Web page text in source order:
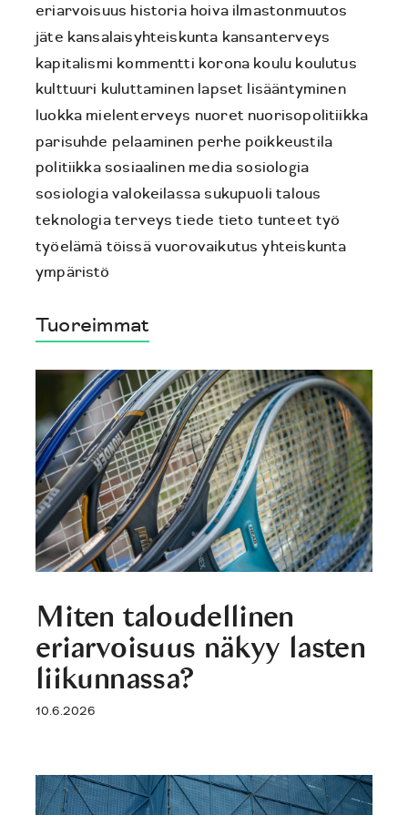
eriarvoisuus historia hoiva ilmastonmuutos
jäte kansalaisyhteiskunta kansanterveys
kapitalismi kommentti korona koulu koulutus
kulttuuri kuluttaminen lapset lisääntyminen
luokka mielenterveys nuoret nuorisopolitiikka
parisuhde pelaaminen perhe poikkeustila
politiikka sosiaalinen media sosiologia
sosiologia valokeilassa sukupuoli talous
teknologiaterveys tiede tieto tunteet työ
työelämä töissä vuorovaikutus yhteiskunta
ympäristö
Tuoreimmat
Miten taloudellinen
eriarvoisuus näkyy lasten
liikunnassa?
10.6.2026